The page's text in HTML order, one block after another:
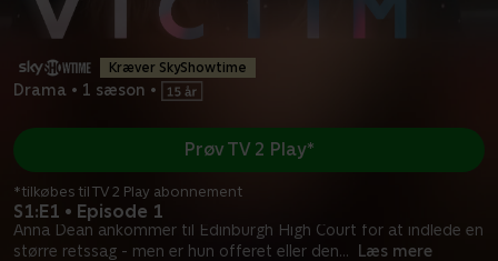
Kræver SkyShowtime
Drama • 1 sæson •
S1:E1 • Episode 1
Anna Dean ankommer til Edinburgh High Court for at indlede en
større retssag - men er hun offeret eller den... Læs mere
Prøv TV 2 Play*
*tilkøbes til TV 2 Play abonnement